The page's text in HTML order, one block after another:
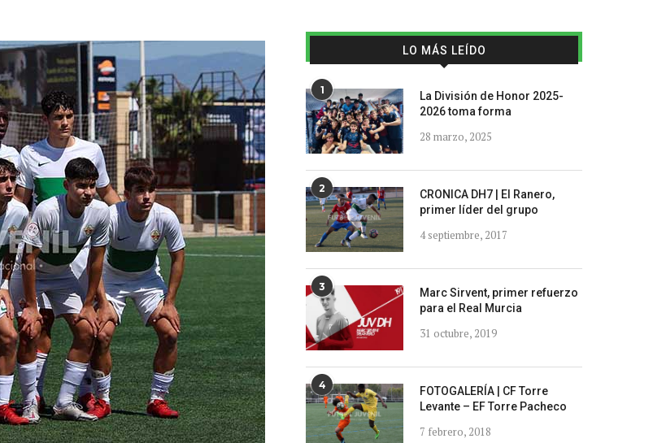
LO MÁS LEÍDO
1
La División de Honor 2025-
2026 toma forma
28 marzo, 2025
2
CRONICA DH7 | El Ranero,
primer líder del grupo
4 septiembre, 2017
3
Marc Sirvent, primer refuerzo
para el Real Murcia
31 octubre, 2019
4
FOTOGALERÍA | CF Torre
Levante – EF Torre Pacheco
7 febrero, 2018